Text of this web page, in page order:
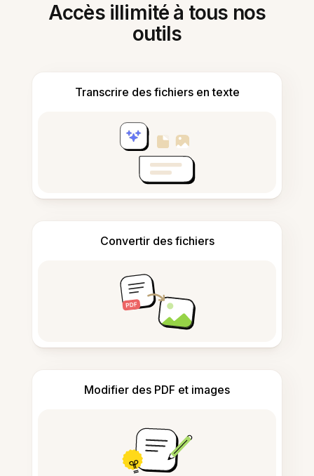
Accès illimité à tous nos
outils
Transcrire des fichiers en texte
Convertir des fichiers
Modifier des PDF et images